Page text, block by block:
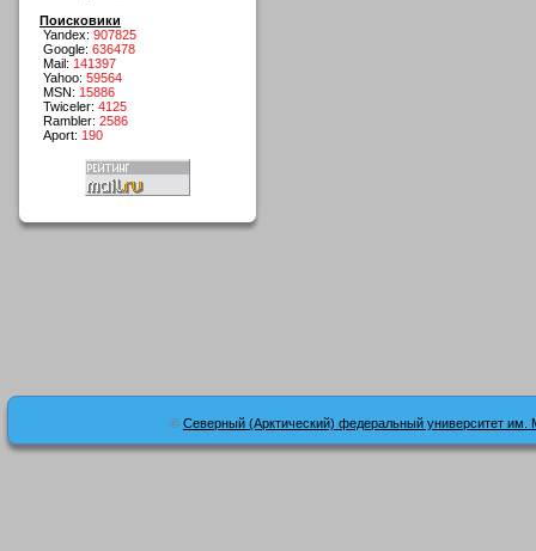
Поисковики
Yandex: 907825
Google: 636478
Mail: 141397
Yahoo: 59564
MSN: 15886
Twiceler: 4125
Rambler: 2586
Aport: 190
© Северный (Арктический) федеральный университет